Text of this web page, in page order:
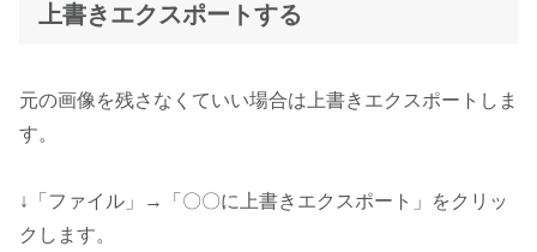
上書きエクスポートする
元の画像を残さなくていい場合は上書きエクスポートしま
す。
↓「ファイル」→「〇〇に上書きエクスポート」をクリッ
クします。